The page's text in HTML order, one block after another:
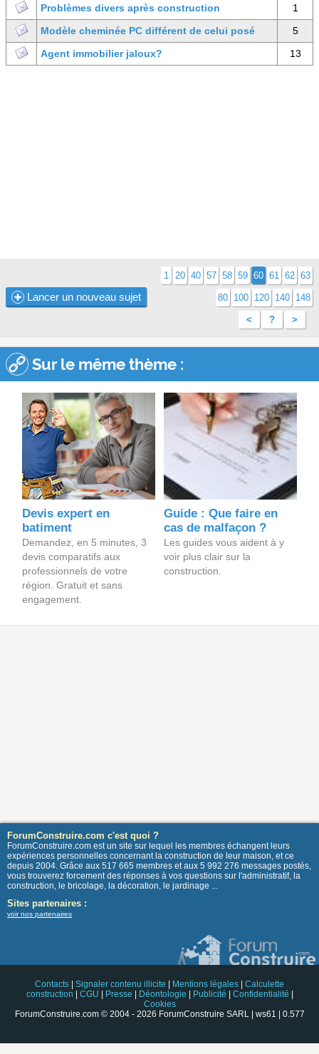
Problèmes divers après construction
1
Modèle cheminée PC différent de celui posé
5
Agent immobilier jaloux?
13
Lancer un nouveau sujet
1 20 40 57 58 59 60 61 62 63
80 100 120 140 148
< ? >
Sur le même thème :
Devis expert en
batiment
Demandez, en 5 minutes, 3
devis comparatifs aux
professionnels de votre
région. Gratuit et sans
engagement.
Guide : Que faire en
cas de malfaçon ?
Les guides vous aident à y
voir plus clair sur la
construction.
ForumConstruire.com c'est quoi ?
ForumConstruire.com est un site sur lequel les membres échangent leurs
expériences personnelles concernant la construction de leur maison, et ce
depuis 2004. Grâce aux 517 665 membres et aux 5 992 276 messages postés,
vous trouverez forcement des réponses à vos questions sur l'administratif, la
construction, le bricolage, la décoration, le jardinage ...
Sites partenaires :
voir nos partenaires
Contacts Signaler contenu illicite Mentions légales
Calculette
construction
CGU Presse Déontologie Publicité Confidentialité
Cookies
ForumConstruire.com © 2004 - 2026 ForumConstruire SARL | ws61 | 0.577